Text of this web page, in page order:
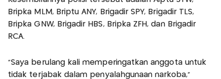
Bripka MLM, Briptu ANY, Brigadir SPY, Brigadir TLS,
Bripka GNW, Brigadir HBS, Bripka ZFH, dan Brigadir
RCA.
"Saya berulang kali memperingatkan anggota untuk
tidak terjabak dalam penyalahgunaan narkoba,"